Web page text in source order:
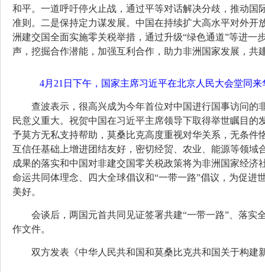
和平。一道呼吁停火止战，通过平等对话解决分歧，推动
准则。二是保持定力谋发展。中国在持续扩大高水平对外
洲建交国全面实施零关税举措，通过升级“绿色通道”等进
声，挖掘合作潜能，加强互利合作，助力非洲国家发展，共
4月21日下午，国家主席习近平在北京人民大会堂同
查波表示，很高兴成为今年首位对中国进行国事访问
民意义重大。祝贺中国在习近平主席领导下取得举世瞩目
予莫方无私支持帮助，莫桑比克高度重视对华关系，无条
互信任基础上增进团结友好，密切经贸、农业、能源等领
成果的落实和中国对非建交国零关税政策将为非洲国家经
命运共同体理念、四大全球倡议和“一带一路”倡议，为促
美好。
会谈后，两国元首共同见证签署共建“一带一路”、落
作文件。
双方发表《中华人民共和国和莫桑比克共和国关于构建